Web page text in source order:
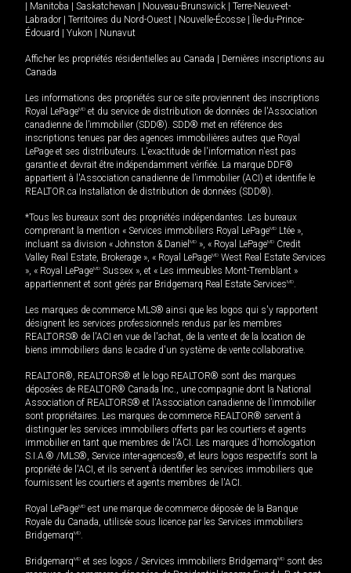
Manitoba Saskatchewan Nouveau-Brunswick
Terre-Neuve-et-
Labrador
Territoires du Nord-Ouest Nouvelle-Écosse
Île-du-Prince-
Édouard
Yukon Nunavut
Afficher les propriétés résidentielles au Canada
Dernières inscriptions au
Canada
Les informations des propriétés sur ce site proviennent des inscriptions
Royal LePageMD et du service de distribution de données de l'Association
canadienne de l’immobilier (SDD®). SDD® met en référence des
inscriptions tenues par des agences immobilières autres que Royal
LePage et ses distributeurs. L'exactitude de l'information n'est pas
garantie et devrait être indépendamment vérifiée. La marque DDF®
appartient à l'Association canadienne de l’immobilier (ACI) et identifie le
REALTOR.ca Installation de distribution de données (SDD®).
*Tous les bureaux sont des propriétés indépendantes. Les bureaux
comprenant la mention « Services immobiliers Royal LePageMD Ltée »,
incluant sa division « Johnston & Daniel MD », « Royal LePageMD Credit
Valley Real Estate, Brokerage », « Royal LePageMD West Real Estate Services
», « Royal LePageMD Sussex », et « Les immeubles Mont-Tremblant »
appartiennent et sont gérés par Bridgemarq Real Estate ServicesMD.
Les marques de commerce MLS® ainsi que les logos qui s'y rapportent
désignent les services professionnels rendus par les membres
REALTORS® de l'ACI en vue de l'achat, de la vente et de la location de
biens immobiliers dans le cadre d'un système de vente collaborative.
REALTOR®, REALTORS® et le logo REALTOR® sont des marques
déposées de REALTOR® Canada Inc., une compagnie dont la National
Association of REALTORS® et l'Association canadienne de l’immobilier
sont propriétaires. Les marques de commerce REALTOR® servent à
distinguer les services immobiliers offerts par les courtiers et agents
immobilier en tant que membres de l'ACI. Les marques d'homologation
S.I.A.® /MLS®, Service inter-agences®, et leurs logos respectifs sont la
propriété de l'ACI, et ils servent à identifier les services immobiliers que
fournissent les courtiers et agents membres de l'ACI.
Royal LePageMD est une marque de commerce déposée de la Banque
Royale du Canada, utilisée sous licence par les Services immobiliers
BridgemarqMD.
BridgemarqMD et ses logos / Services immobiliers BridgemarqMD sont des